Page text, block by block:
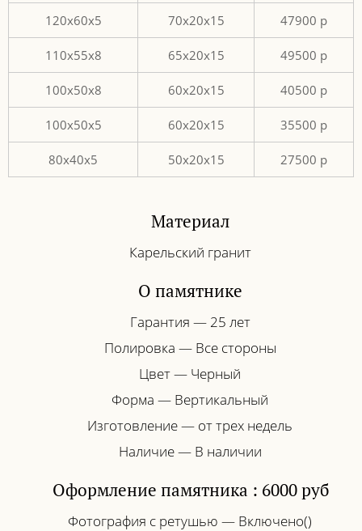
120х60х5 70х20х15 47900 p
110х55х8 65х20х15 49500 p
100х50х8 60х20х15 40500 p
100х50х5 60х20х15 35500 p
80х40х5 50х20х15 27500 р
Материал
Карельский гранит
О памятнике
Гарантия — 25 лет
Полировка — Все стороны
Цвет — Черный
Форма — Вертикальный
Изготовление — от трех недель
Наличие — В наличии
Оформление памятника : 6000 руб
Фотография с ретушью — Включено()